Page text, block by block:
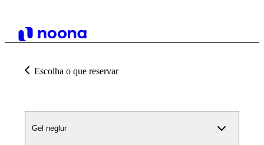
Escolha o que reservar
Gel neglur